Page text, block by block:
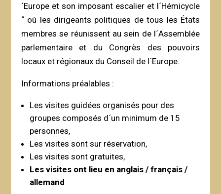
´Europe et son imposant escalier et l´Hémicycle
“ où les dirigeants politiques de tous les États
membres se réunissent au sein de l´Assemblée
parlementaire et du Congrès des pouvoirs
locaux et régionaux du Conseil de l´Europe.
Informations préalables :
Les visites guidées organisés pour des
groupes composés d´un minimum de 15
personnes,
Les visites sont sur réservation,
Les visites sont gratuites,
Les visites ont lieu en anglais / français /
allemand